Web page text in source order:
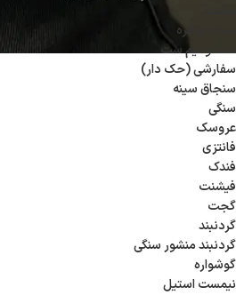
ست دونفره
ست و نیم ست
سفارشی (حک دار)
سنجاق سینه
سنگی
عروسک
فانتزی
فندک
فیشنت
گجت
گردنبند
گردنبند منشور سنگی
گوشواره
نیمست استیل